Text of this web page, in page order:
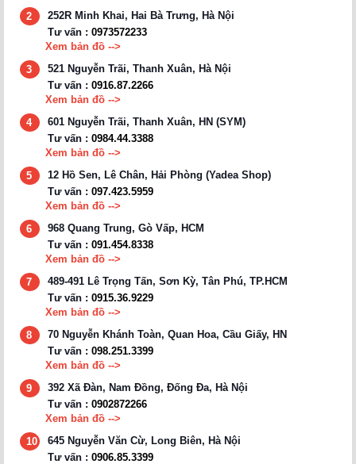
2
252R Minh Khai, Hai Bà Trưng, Hà Nội
Tư vấn : 0973572233
Xem bản đồ -->
3
521 Nguyễn Trãi, Thanh Xuân, Hà Nội
Tư vấn : 0916.87.2266
Xem bản đồ -->
4
601 Nguyễn Trãi, Thanh Xuân, HN (SYM)
Tư vấn : 0984.44.3388
Xem bản đồ -->
5
12 Hồ Sen, Lê Chân, Hải Phòng (Yadea Shop)
Tư vấn : 097.423.5959
Xem bản đồ -->
6
968 Quang Trung, Gò Vấp, HCM
Tư vấn : 091.454.8338
Xem bản đồ -->
7
489-491 Lê Trọng Tấn, Sơn Kỳ, Tân Phú, TP.HCM
Tư vấn : 0915.36.9229
Xem bản đồ -->
8
70 Nguyễn Khánh Toàn, Quan Hoa, Cầu Giấy, HN
Tư vấn : 098.251.3399
Xem bản đồ -->
9
392 Xã Đàn, Nam Đồng, Đống Đa, Hà Nội
Tư vấn : 0902872266
Xem bản đồ -->
10
645 Nguyễn Văn Cừ, Long Biên, Hà Nội
Tư vấn : 0906.85.3399